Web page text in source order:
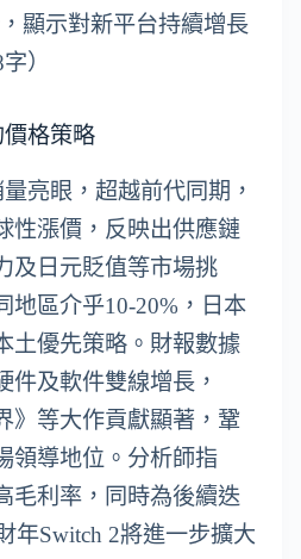
顯示對新平台持續增長
）
價格策略
亮眼，超越前代同期，
性漲價，反映出供應鏈
及日元貶值等市場挑
地區介乎10-20%，日本
土優先策略。財報數據
件及軟件雙線增長，
》等大作貢獻顯著，鞏
領導地位。分析師指
毛利率，同時為後續迭
年Switch 2將進一步擴大